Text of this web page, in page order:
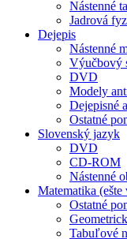
Nástenné
Jadrová
Dejepis
Nástenné
Výučbový
DVD
Modely
Dejepisné
Ostatné
Slovenský jazyk
DVD
CD-ROM
Nástenné
Matematika
Ostatné
Tabuľové